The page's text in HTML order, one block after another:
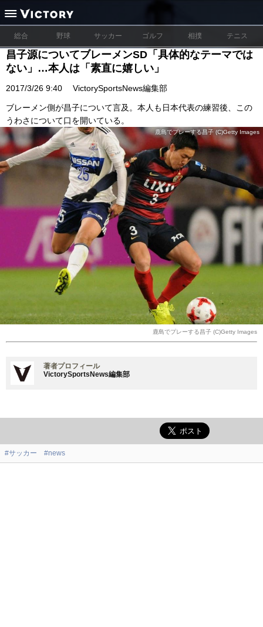
総合 野球 サッカー ゴルフ 相撲 テニス
昌子源についてブレーメンSD「具体的なテーマでは
ない」…本人は「素直に嬉しい」
2017/3/26 9:40 VictorySportsNews編集部
ブレーメン側が昌子について言及。本人も日本代表の練習後、この
うわさについて口を開いている。
鹿島でプレーする昌子 (C)Getty Images
鹿島でプレーする昌子 (C)Getty Images
著者プロフィール
VictorySportsNews編集部
#サッカー #news